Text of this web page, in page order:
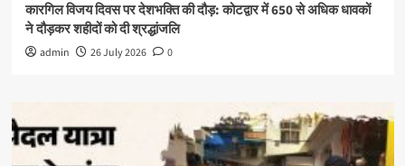
कारगिल विजय दिवस पर देशभक्ति की दौड़: कोटद्वार में 650 से अधिक धावकों
ने दौड़कर शहीदों को दी श्रद्धांजलि
admin 26 July 2026 0